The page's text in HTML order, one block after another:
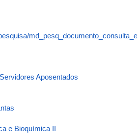
Aposentados
e Bioquímica II